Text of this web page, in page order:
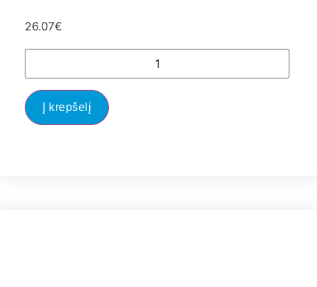
26.07€
Į krepšelį